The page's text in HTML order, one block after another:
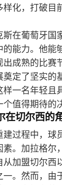
样化，打破目
斯在葡萄牙国
的能力。他能
出成熟的比赛
奠定了坚实的
样一名年轻且
值得期待的
在切尔西的
建过程中，球
素。加拉格尔
从加盟切尔西
一。然而，由